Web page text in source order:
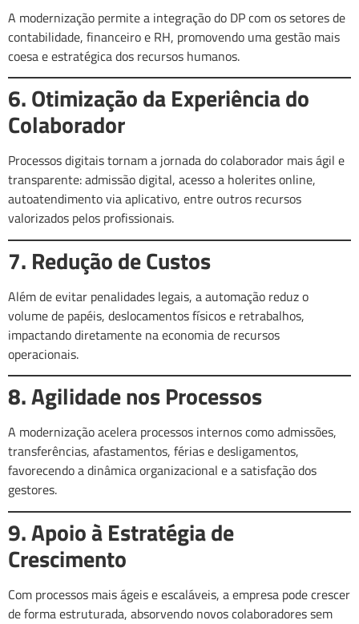
A modernização permite a integração do DP com os setores de
contabilidade, financeiro e RH, promovendo uma gestão mais
coesa e estratégica dos recursos humanos.
6. Otimização da Experiência do
Colaborador
Processos digitais tornam a jornada do colaborador mais ágil e
transparente: admissão digital, acesso a holerites online,
autoatendimento via aplicativo, entre outros recursos
valorizados pelos profissionais.
7. Redução de Custos
Além de evitar penalidades legais, a automação reduz o
volume de papéis, deslocamentos físicos e retrabalhos,
impactando diretamente na economia de recursos
operacionais.
8. Agilidade nos Processos
A modernização acelera processos internos como admissões,
transferências, afastamentos, férias e desligamentos,
favorecendo a dinâmica organizacional e a satisfação dos
gestores.
9. Apoio à Estratégia de
Crescimento
Com processos mais ágeis e escaláveis, a empresa pode crescer
de forma estruturada, absorvendo novos colaboradores sem